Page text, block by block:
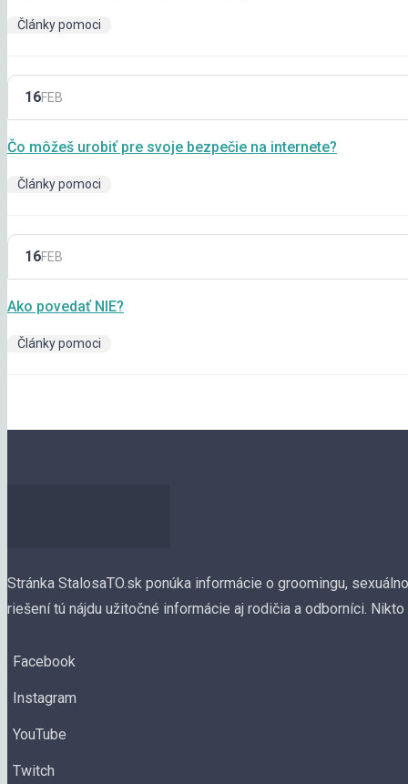
Články pomoci
16FEB
Čo môžeš urobiť pre svoje bezpečie na internete?
Články pomoci
16FEB
Ako povedať NIE?
Články pomoci
Stránka StalosaTO.sk ponúka informácie o groomingu,
riešení tú nájdu užitočné informácie aj rodičia a odborníci.
Facebook
Instagram
YouTube
Twitch